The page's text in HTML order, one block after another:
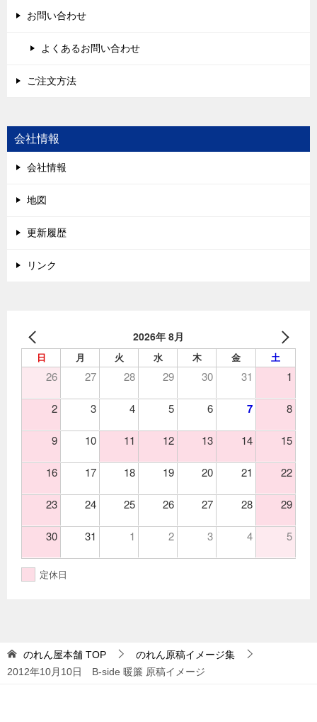
お問い合わせ
よくあるお問い合わせ
ご注文方法
会社情報
会社情報
地図
更新履歴
リンク
2026年 8月
日 月 火 水 木 金 土
26 27 28 29 30 31 1
2 3 4 5 6 7 8
9 10 11 12 13 14 15
16 17 18 19 20 21 22
23 24 25 26 27 28 29
30 31 1 2 3 4 5
定休日
のれん屋本舗 TOP
のれん原稿イメージ集
2012年10月10日 B-side 暖簾 原稿イメージ